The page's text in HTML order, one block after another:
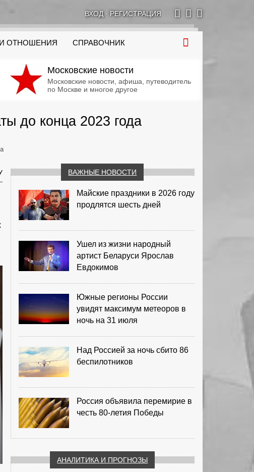
ВХОД· РЕГИСТРАЦИЯ
ОТНОШЕНИЯ СПРАВОЧНИК
Московские новости
Московские новости, афиша, путеводитель
по Москве и многое другое
до конца 2023 года
ВАЖНЫЕ НОВОСТИ
Майские праздники в 2026 году
продлятся шесть дней
Ушел из жизни народный
артист Беларуси Ярослав
Евдокимов
Южные регионы России
увидят максимум метеоров в
ночь на 31 июля
Над Россией за ночь сбито 86
беспилотников
Россия объявила перемирие в
честь 80-летия Победы
АНАЛИТИКА И ПРОГНОЗЫ